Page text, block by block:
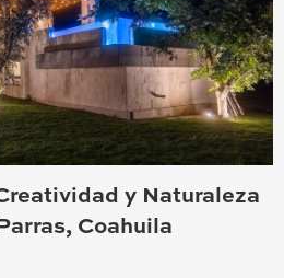
y Naturaleza
Coahuila